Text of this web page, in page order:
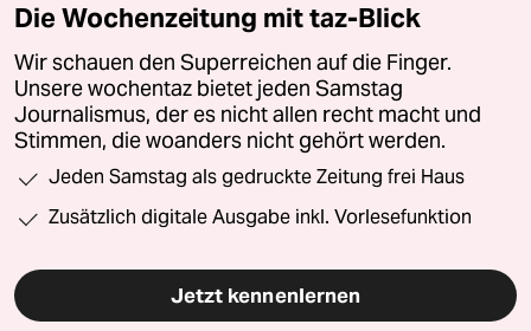
Die Wochenzeitung mit taz-Blick
Wir schauen den Superreichen auf die Finger.
Unsere wochentaz bietet jeden Samstag
Journalismus, der es nicht allen recht macht und
Stimmen, die woanders nicht gehört werden.
Jeden Samstag als gedruckte Zeitung frei Haus
Zusätzlich digitale Ausgabe inkl. Vorlesefunktion
Jetzt kennenlernen